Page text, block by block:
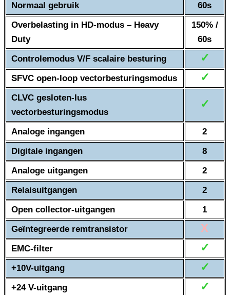
Normaal gebruik
60s
Overbelasting in HD-modus – Heavy
Duty
150% /
60s
Controlemodus V/F scalaire besturing
✓
SFVC open-loop vectorbesturingsmodus ✓
CLVC gesloten-lus
vectorbesturingsmodus
✓
Analoge ingangen
2
Digitale ingangen
8
Analoge uitgangen
2
Relaisuitgangen
2
Open collector-uitgangen
1
Geïntegreerde remtransistor
X
EMC-filter ✓
+10V-uitgang ✓
+24 V-uitgang ✓